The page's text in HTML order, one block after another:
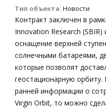
Тип объекта: Новости
Контракт заключен в
Innovation Research
оснащение верхней
солнечными батареями,
которые позволят
геостационарную орбиту.
ранней информации о
Virgin Orbit, то можно